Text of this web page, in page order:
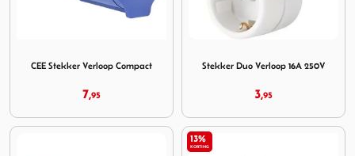
CEE Stekker Verloop Compact
7,95
Stekker Duo Verloop 16A 250V
3,95
13%
KORTING